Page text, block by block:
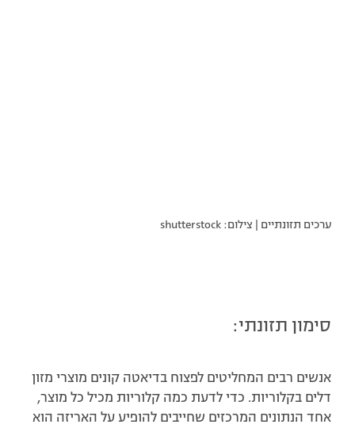
ערכים תזונתיים | צילום: shutterstock
סימון תזונתי:
אנשים רבים המחליטים לפצוח בדיאטה קונים מוצרי מזון
דלים בקלוריות. כדי לדעת כמה קלוריות מכיל כל מוצר,
אחד הנתונים המרכזים שחייבים להופיע על האריזה הוא